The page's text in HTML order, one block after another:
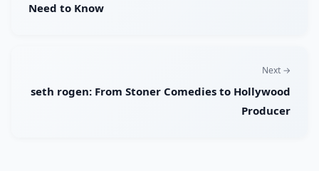
Need to Know
Next →
seth rogen: From Stoner Comedies to Hollywood
Producer